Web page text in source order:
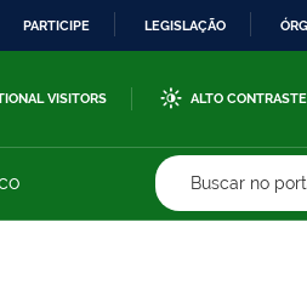
PARTICIPE LEGISLAÇÃO
VISITORS ALTO CONTRASTE
Buscar no